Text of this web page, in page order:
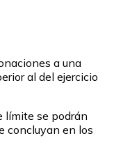
a una
al del ejercicio
límite se podrán
concluyan en los